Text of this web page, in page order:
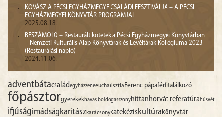
KOVÁSZ A PÉCSI EGYHÁZMEGYE CSALÁDI FESZTIVÁLJA – A PÉCSI
EGYHÁZMEGYEI KÖNYVTÁR PROGRAMJAI
2025.08.18.
BESZÁMOLÓ – Restaurált kötetek a Pécsi Egyházmegyei Könyvtárban
– Nemzeti Kulturális Alap Könyvtárak és Levéltárak Kollégiuma 2023
(Restaurálási napló)
2024.11.06.
adventbátacsaládegyházzeneeucharisztia Ferenc pápaférfitalálkozó
főpásztorgyerekekhavas boldogasszonyhittanhorvát referatúrahúsvét
ifjúságimádságkaritászkarácsonykatekéziskultúra könyvtár